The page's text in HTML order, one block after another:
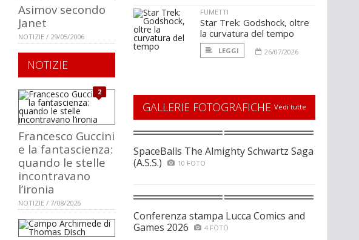
Asimov secondo
Janet
NOTIZIE / 29/05/2006
NOTIZIE
2
Francesco Guccini
e la fantascienza:
quando le stelle
incontravano
l’ironia
NOTIZIE / 7/08/2026
FUMETTI
Star Trek: Godshock, oltre
la curvatura del tempo
LEGGI 26/07/2026
GALLERIE FOTOGRAFICHE Vedi tutte
SpaceBalls The Almighty Schwartz Saga
(A.S.S.)
10 FOTO
Conferenza stampa Lucca Comics and
Games 2026
4 FOTO